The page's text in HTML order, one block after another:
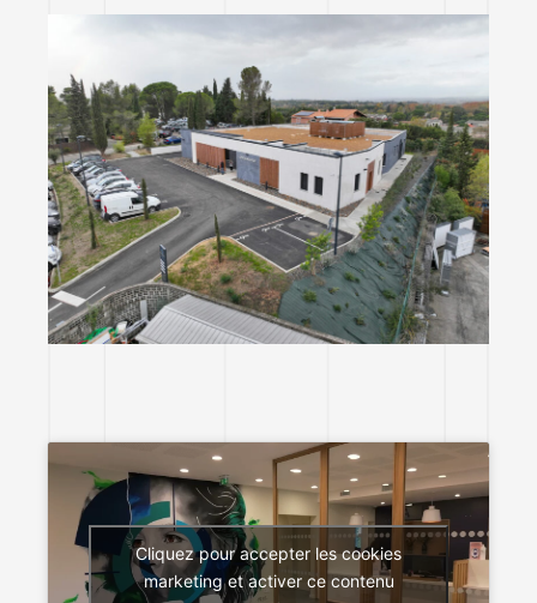
Cliquez pour accepter les cookies
marketing et activer ce contenu